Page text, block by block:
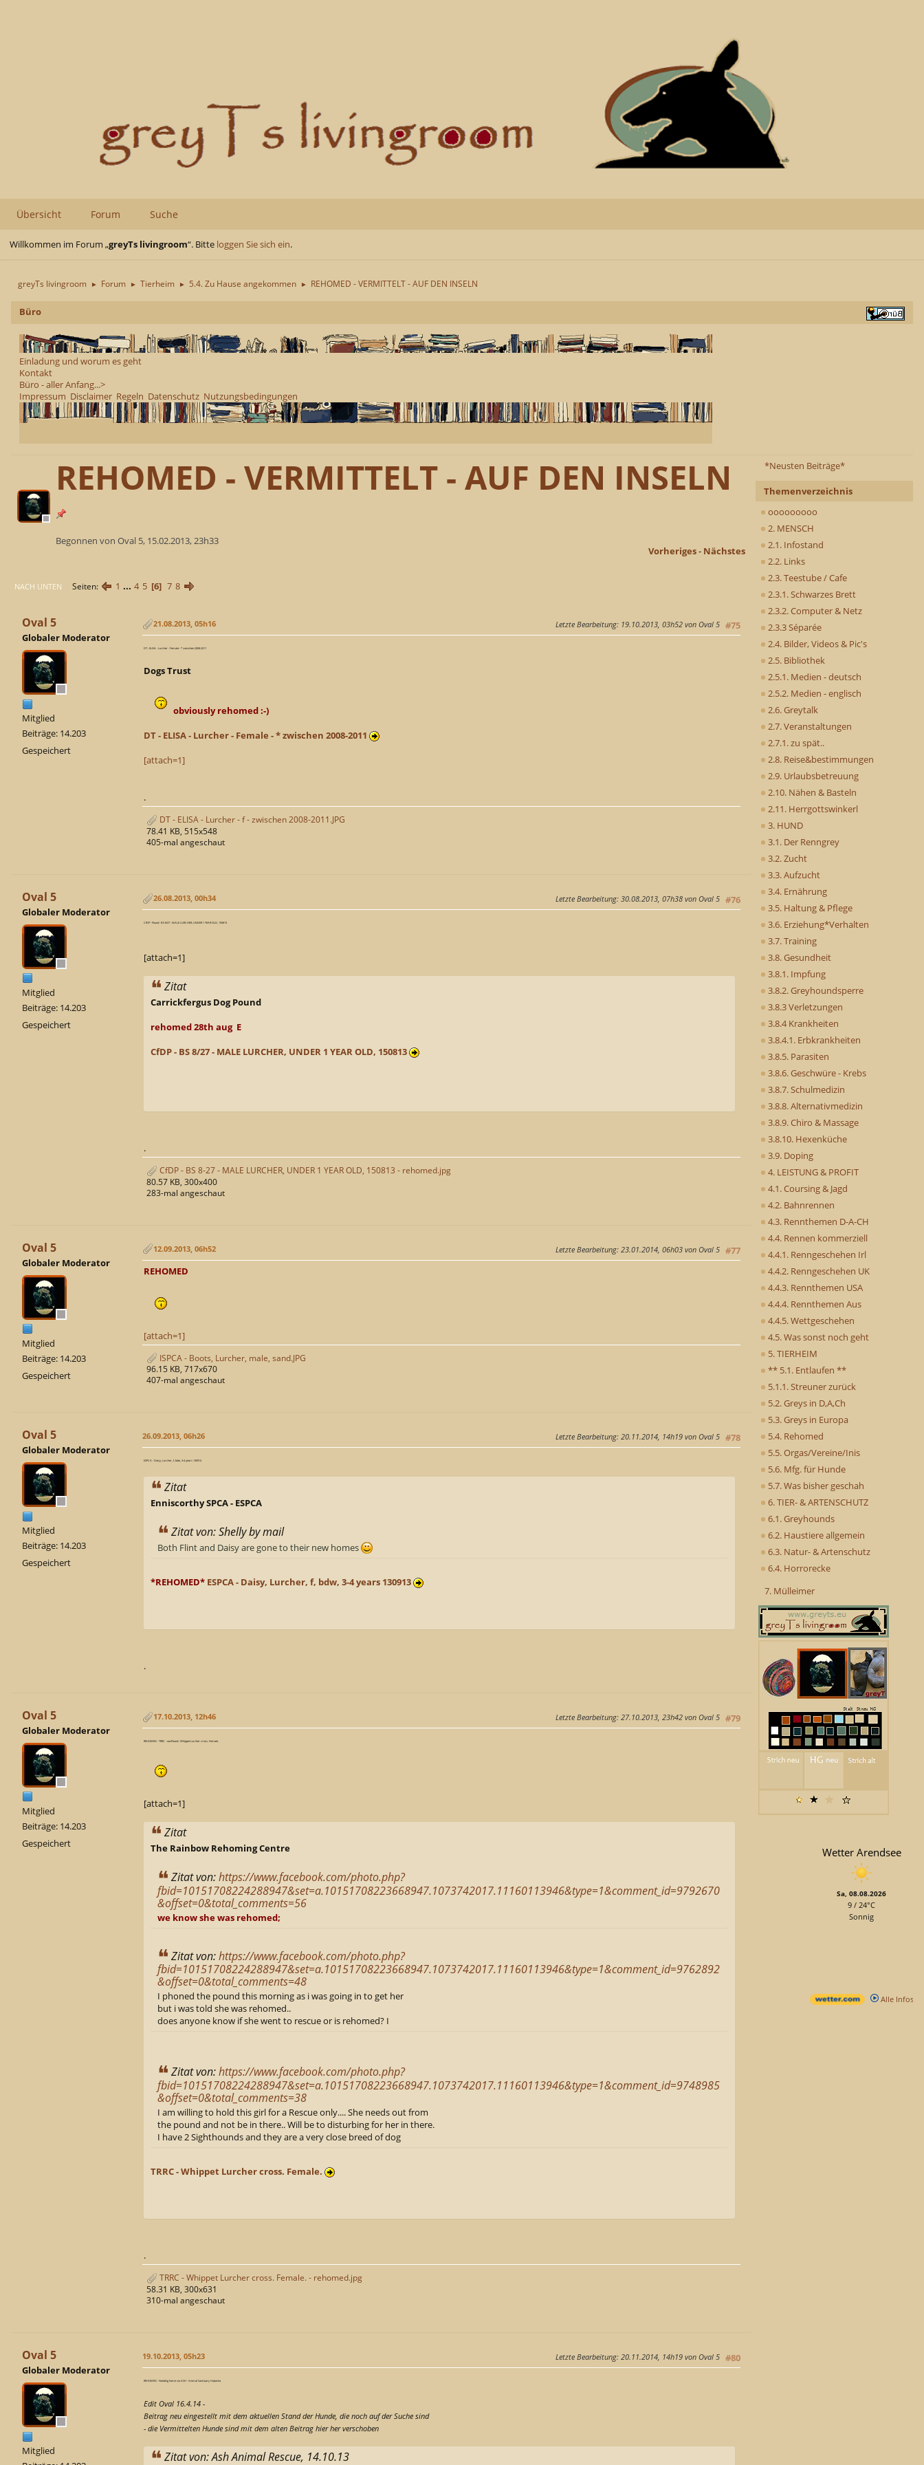
Übersicht Forum Suche
Willkommen im Forum „greyTs livingroom“. Bitte loggen Sie sich ein.
greyTs livingroom ► Forum ► Tierheim ► 5.4. Zu Hause angekommen ► REHOMED - VERMITTELT - AUF DEN INSELN
Büro
Einladung und worum es geht
Kontakt
Büro - aller Anfang...>
Impressum Disclaimer Regeln Datenschutz Nutzungsbedingungen
*Neusten Beiträge*
Themenverzeichnis
ooooooooo
2. MENSCH
2.1. Infostand
2.2. Links
2.3. Teestube / Cafe
2.3.1. Schwarzes Brett
2.3.2. Computer & Netz
2.3.3 Séparée
2.4. Bilder, Videos & Pic's
2.5. Bibliothek
2.5.1. Medien - deutsch
2.5.2. Medien - englisch
2.6. Greytalk
2.7. Veranstaltungen
2.7.1. zu spät..
2.8. Reise&bestimmungen
2.9. Urlaubsbetreuung
2.10. Nähen & Basteln
2.11. Herrgottswinkerl
3. HUND
3.1. Der Renngrey
3.2. Zucht
3.3. Aufzucht
3.4. Ernährung
3.5. Haltung & Pflege
3.6. Erziehung*Verhalten
3.7. Training
3.8. Gesundheit
3.8.1. Impfung
3.8.2. Greyhoundsperre
3.8.3 Verletzungen
3.8.4 Krankheiten
3.8.4.1. Erbkrankheiten
3.8.5. Parasiten
3.8.6. Geschwüre - Krebs
3.8.7. Schulmedizin
3.8.8. Alternativmedizin
3.8.9. Chiro & Massage
3.8.10. Hexenküche
3.9. Doping
4. LEISTUNG & PROFIT
4.1. Coursing & Jagd
4.2. Bahnrennen
4.3. Rennthemen D-A-CH
4.4. Rennen kommerziell
4.4.1. Renngeschehen Irl
4.4.2. Renngeschehen UK
4.4.3. Rennthemen USA
4.4.4. Rennthemen Aus
4.4.5. Wettgeschehen
4.5. Was sonst noch geht
5. TIERHEIM
** 5.1. Entlaufen **
5.1.1. Streuner zurück
5.2. Greys in D,A,Ch
5.3. Greys in Europa
5.4. Rehomed
5.5. Orgas/Vereine/Inis
5.6. Mfg. für Hunde
5.7. Was bisher geschah
6. TIER- & ARTENSCHUTZ
6.1. Greyhounds
6.2. Haustiere allgemein
6.3. Natur- & Artenschutz
6.4. Horrorecke
7. Mülleimer
Wetter Arendsee
Sa, 08.08.2026
9 / 24°C
Sonnig
Alle Infos
REHOMED - VERMITTELT - AUF DEN INSELN
Begonnen von Oval 5, 15.02.2013, 23h33
Vorheriges- Nächstes
NACH UNTEN Seiten 1 ... 4 5 6 7 8
Oval 5
Globaler Moderator
Mitglied
Beiträge: 14.203
Gespeichert
#75
21.08.2013, 05h16 Letzte Bearbeitung: 19.10.2013, 03h52 von Oval 5
DT - ELISA - Lurcher - Female - * zwischen 2008-2011
Dogs Trust
obviously rehomed :-)
DT - ELISA - Lurcher - Female - * zwischen 2008-2011
[attach=1]
.
DT - ELISA - Lurcher - f - zwischen 2008-2011.JPG
78.41 KB, 515x548
405-mal angeschaut
Oval 5
Globaler Moderator
Mitglied
Beiträge: 14.203
Gespeichert
#76
26.08.2013, 00h34 Letzte Bearbeitung: 30.08.2013, 07h38 von Oval 5
CfDP - Pound - BS 8/27 - MALE LURCHER, UNDER 1 YEAR OLD, 150813
[attach=1]
Zitat
Carrickfergus Dog Pound
rehomed 28th aug E
CfDP - BS 8/27 - MALE LURCHER, UNDER 1 YEAR OLD, 150813
.
CfDP - BS 8-27 - MALE LURCHER, UNDER 1 YEAR OLD, 150813 - rehomed.jpg
80.57 KB, 300x400
283-mal angeschaut
Oval 5
Globaler Moderator
Mitglied
Beiträge: 14.203
Gespeichert
#77
12.09.2013, 06h52 Letzte Bearbeitung: 23.01.2014, 06h03 von Oval 5
REHOMED
[attach=1]
ISPCA - Boots, Lurcher, male, sand.JPG
96.15 KB, 717x670
407-mal angeschaut
Oval 5
Globaler Moderator
Mitglied
Beiträge: 14.203
Gespeichert
#78
26.09.2013, 06h26 Letzte Bearbeitung: 20.11.2014, 14h19 von Oval 5
ESPCA - Daisy, Lurcher, f, bdw, 3-4 years 130913
Zitat
Enniscorthy SPCA - ESPCA
Zitat von: Shelly by mail
Both Flint and Daisy are gone to their new homes
*REHOMED* ESPCA - Daisy, Lurcher, f, bdw, 3-4 years 130913
.
Oval 5
Globaler Moderator
Mitglied
Beiträge: 14.203
Gespeichert
#79
17.10.2013, 12h46 Letzte Bearbeitung: 27.10.2013, 23h42 von Oval 5
REHOMED - TRRC - oasPound - Whippet Lurcher cross. Female.
[attach=1]
Zitat
The Rainbow Rehoming Centre
Zitat von:https://www.facebook.com/photo.php?
fbid=10151708224288947&set=a.10151708223668947.1073742017.11160113946&type=1&comment_id=9792670
&offset=0&total_comments=56
we know she was rehomed;
Zitat von:https://www.facebook.com/photo.php?
fbid=10151708224288947&set=a.10151708223668947.1073742017.11160113946&type=1&comment_id=9762892
&offset=0&total_comments=48
I phoned the pound this morning as i was going in to get her
but i was told she was rehomed..
does anyone know if she went to rescue or is rehomed? I
Zitat von:https://www.facebook.com/photo.php?
fbid=10151708224288947&set=a.10151708223668947.1073742017.11160113946&type=1&comment_id=9748985
&offset=0&total_comments=38
I am willing to hold this girl for a Rescue only.... She needs out from
the pound and not be in there.. Will be to disturbing for her in there.
I have 2 Sighthounds and they are a very close breed of dog
TRRC - Whippet Lurcher cross. Female.
.
TRRC - Whippet Lurcher cross. Female. - rehomed.jpg
58.31 KB, 300x631
310-mal angeschaut
Oval 5
Globaler Moderator
Mitglied
#80
19.10.2013, 05h23 Letzte Bearbeitung: 20.11.2014, 14h19 von Oval 5
REHOMED - Needing home via ASH - Animal Sanctuary Hubasha
Edit Oval 16.4.14 -
Beitrag neu eingestellt mit dem aktuellen Stand der Hunde, die noch auf der Suche sind
- die Vermittelten Hunde sind mit dem alten Beitrag hier her verschoben
Zitat von: Ash Animal Rescue, 14.10.13